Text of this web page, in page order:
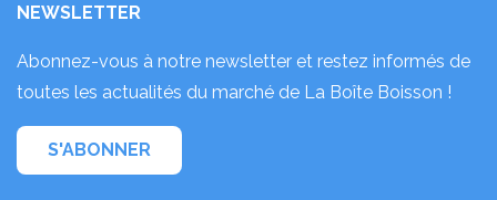
NEWSLETTER
Abonnez-vous à notre newsletter et restez informés de
toutes les actualités du marché de La Boîte Boisson !
S'ABONNER